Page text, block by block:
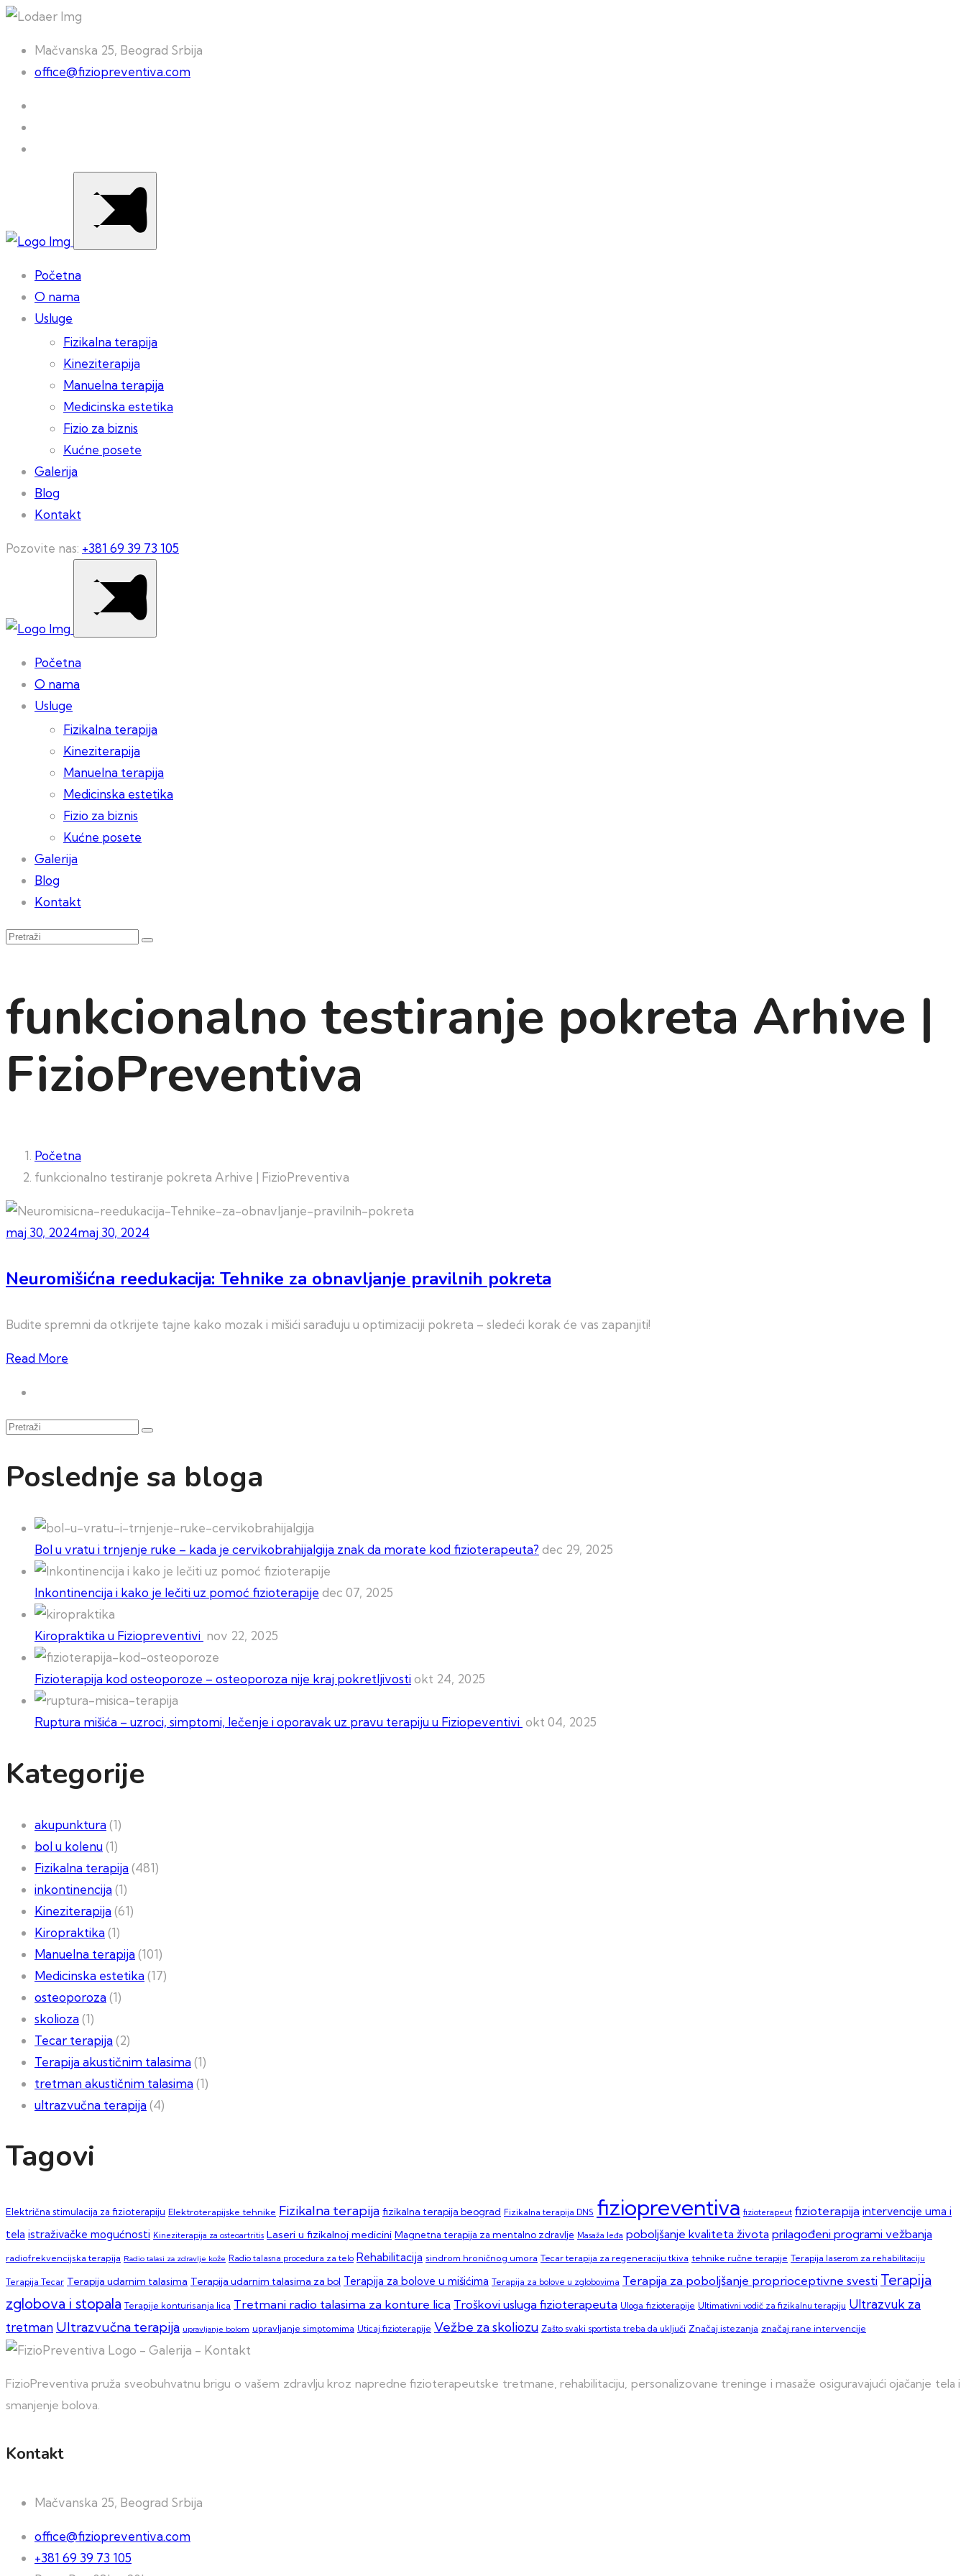
Mačvanska 25, Beograd Srbija
office@fiziopreventiva.com
Početna
O nama
Usluge
Fizikalna terapija
Kineziterapija
Manuelna terapija
Medicinska estetika
Fizio za biznis
Kućne posete
Galerija
Blog
Kontakt
Pozovite nas: +381 69 39 73 105
Početna
O nama
Usluge
Fizikalna terapija
Kineziterapija
Manuelna terapija
Medicinska estetika
Fizio za biznis
Kućne posete
Galerija
Blog
Kontakt
funkcionalno testiranje pokreta Arhive |
FizioPreventiva
Početna
funkcionalno testiranje pokreta Arhive | FizioPreventiva
maj 30, 2024maj 30, 2024
Neuromišićna reedukacija: Tehnike za obnavljanje pravilnih pokreta
Budite spremni da otkrijete tajne kako mozak i mišići sarađuju u optimizaciji pokreta – sledeći korak će vas zapanjiti!
Read More
Pretraži
Poslednje sa bloga
Bol u vratu i trnjenje ruke – kada je cervikobrahijalgija znak da morate kod fizioterapeuta? dec 29, 2025
Inkontinencija i kako je lečiti uz pomoć fizioterapije dec 07, 2025
Kiropraktika u Fiziopreventivi nov 22, 2025
Fizioterapija kod osteoporoze – osteoporoza nije kraj pokretljivostiokt 24, 2025
Ruptura mišića – uzroci, simptomi, lečenje i oporavak uz pravu terapiju u Fiziopeventivi okt 04, 2025
Kategorije
akupunktura(1)
bol u kolenu(1)
Fizikalna terapija(481)
inkontinencija(1)
Kineziterapija(61)
Kiropraktika(1)
Manuelna terapija(101)
Medicinska estetika(17)
osteoporoza(1)
skolioza(1)
Tecar terapija(2)
Terapija akustičnim talasima(1)
tretman akustičnim talasima(1)
ultrazvučna terapija(4)
Tagovi
Električna stimulacija za fizioterapiju Elektroterapijske tehnike Fizikalna terapija fizikalna terapija beograd Fizikalna terapija DNS fiziopreventiva fizioterapeut fizioterapija intervencije uma i
tela istraživačke mogućnosti Kineziterapija za osteoartritis Laseri u fizikalnoj medicini Magnetna terapija za mentalno zdravlje Masaža leđa poboljšanje kvaliteta života prilagođeni programi vežbanja
radiofrekvencijska terapija Radio talasi za zdravlje kože Radio talasna procedura za telo Rehabilitacija sindrom hroničnog umora Tecar terapija za regeneraciju tkiva tehnike ručne terapije Terapija laserom za rehabilitaciju
Terapija Tecar Terapija udarnim talasima Terapija udarnim talasima za bol Terapija za bolove u mišićima Terapija za bolove u zglobovima Terapija za poboljšanje proprioceptivne svesti Terapija
zglobova i stopala Terapije konturisanja lica Tretmani radio talasima za konture lica Troškovi usluga fizioterapeuta Uloga fizioterapije Ultimativni vodič za fizikalnu terapiju Ultrazvuk za
tretman Ultrazvučna terapija upravljanje bolom upravljanje simptomima Uticaj fizioterapije Vežbe za skoliozu Zašto svaki sportista treba da uključi Značaj istezanja značaj rane intervencije
FizioPreventiva pruža sveobuhvatnu brigu o vašem zdravlju kroz napredne fizioterapeutske tretmane, rehabilitaciju, personalizovane treninge i masaže osiguravajući ojačanje tela i
smanjenje bolova.
Kontakt
Mačvanska 25, Beograd Srbija
office@fiziopreventiva.com
+381 69 39 73 105